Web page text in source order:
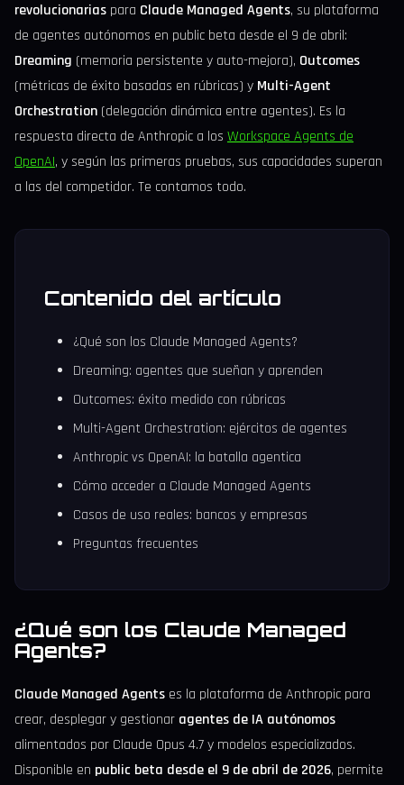
revolucionarias para Claude Managed Agents, su plataforma
de agentes autónomos en public beta desde el 9 de abril:
Dreaming (memoria persistente y auto-mejora), Outcomes
(métricas de éxito basadas en rúbricas) y Multi-Agent
Orchestration (delegación dinámica entre agentes). Es la
respuesta directa de Anthropic a los Workspace Agents de
OpenAI, y según las primeras pruebas, sus capacidades superan
a las del competidor. Te contamos todo.
Contenido del artículo
¿Qué son los Claude Managed Agents?
Dreaming: agentes que sueñan y aprenden
Outcomes: éxito medido con rúbricas
Multi-Agent Orchestration: ejércitos de agentes
Anthropic vs OpenAI: la batalla agentica
Cómo acceder a Claude Managed Agents
Casos de uso reales: bancos y empresas
Preguntas frecuentes
¿Qué son los Claude Managed
Agents?
Claude Managed Agents es la plataforma de Anthropic para
crear, desplegar y gestionar agentes de IA autónomos
alimentados por Claude Opus 4.7 y modelos especializados.
Disponible en public beta desde el 9 de abril de 2026, permite